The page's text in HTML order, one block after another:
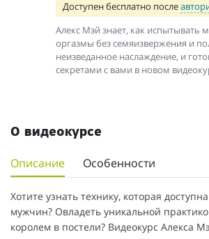
Доступен бесплатно после
Алекс Мэй знает, как испытывать
оргазмы без семяизвержения и
неизведанное наслаждение, и
секретами с вами в новом
О видеокурсе
Описание Особенности
Хотите узнать технику, которая
мужчин? Овладеть уникальной
королем в постели? Видеокурс Алекса